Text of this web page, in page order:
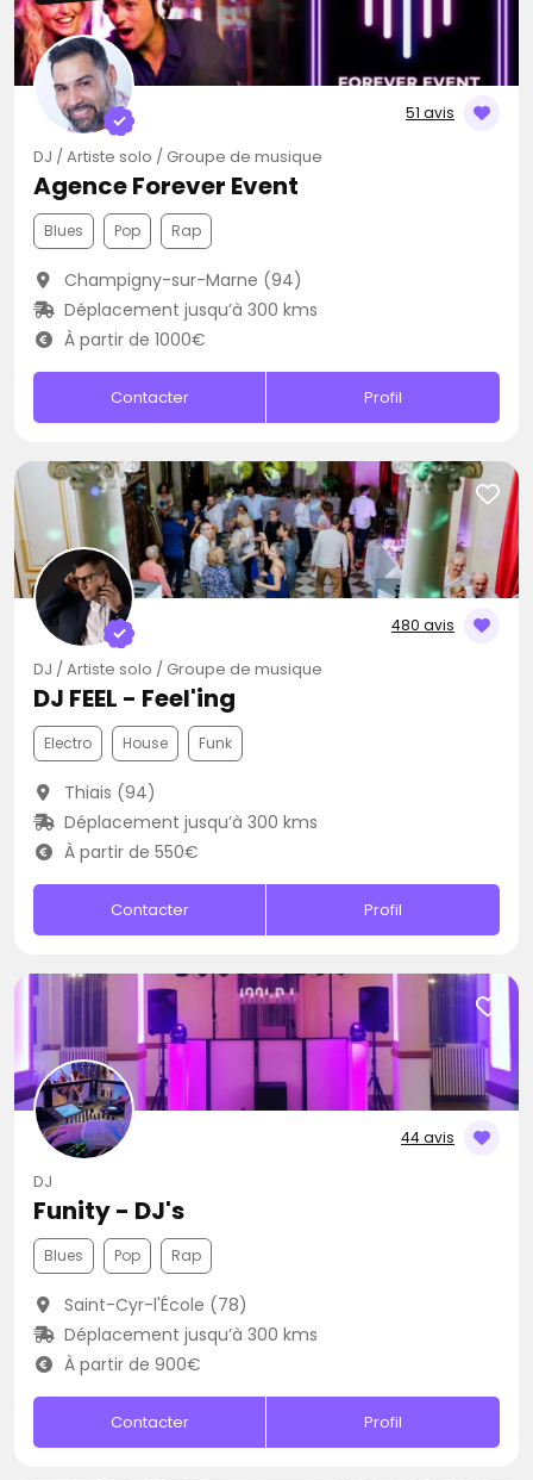
51 avis
DJ / Artiste solo / Groupe de musique
Agence Forever Event
Blues Pop Rap
Champigny-sur-Marne (94)
Déplacement jusqu’à 300 kms
À partir de 1000€
Contacter Profil
480 avis
DJ / Artiste solo / Groupe de musique
DJ FEEL - Feel'ing
Electro House Funk
Thiais (94)
Déplacement jusqu’à 300 kms
À partir de 550€
Contacter Profil
44 avis
DJ
Funity - DJ's
Blues Pop Rap
Saint-Cyr-l'École (78)
Déplacement jusqu’à 300 kms
À partir de 900€
Contacter Profil